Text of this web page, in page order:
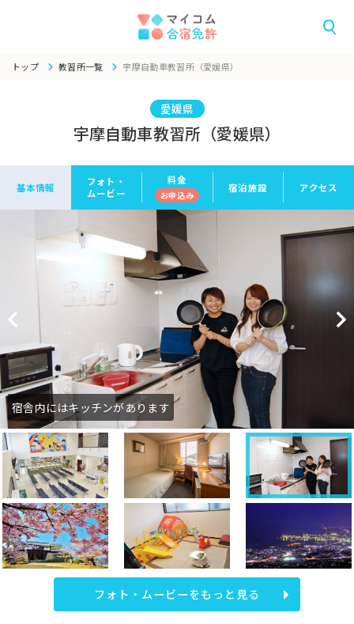
トップ 教習所一覧 宇摩自動車教習所（愛媛県）
愛媛県
宇摩自動車教習所（愛媛県）
基本情報
フォト・
ムービー
料金
お申込み
宿泊施設 アクセス
宿舎内にはキッチンがあります
フォト・ムービーをもっと見る